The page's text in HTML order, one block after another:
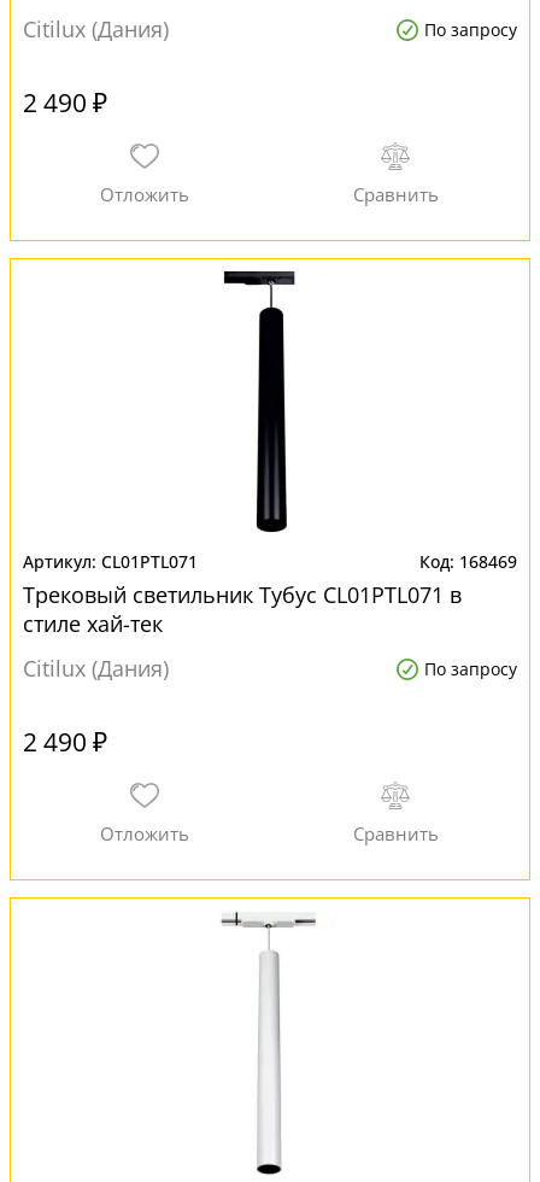
Citilux (Дания)
По запросу
2 490 ₽
CL01PTL071 168469
Трековый светильник Тубус CL01PTL071 в
стиле хай-тек
Citilux (Дания)
По запросу
2 490 ₽